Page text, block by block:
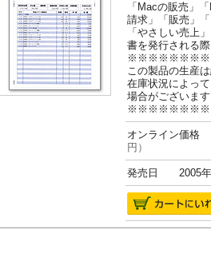
「Macの販売」
請求」「販売」
「やさしい売上
書を発行される
この製品の生産
在庫状況によっ
場合がございま
オンライン価
円）
発売日 2005年